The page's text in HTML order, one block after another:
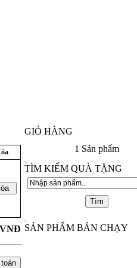
GIỎ HÀNG
1 Sản phẩm
TÌM KIẾM QUÀ TẶNG
SẢN PHẨM BÁN CHẠY